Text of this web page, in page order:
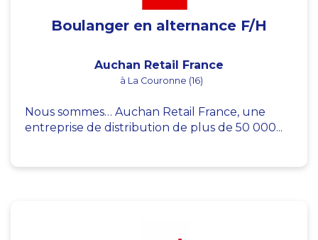
Boulanger en alternance F/H
Auchan Retail France
à La Couronne (16)
Nous sommes… Auchan Retail France, une
entreprise de distribution de plus de 50 000...